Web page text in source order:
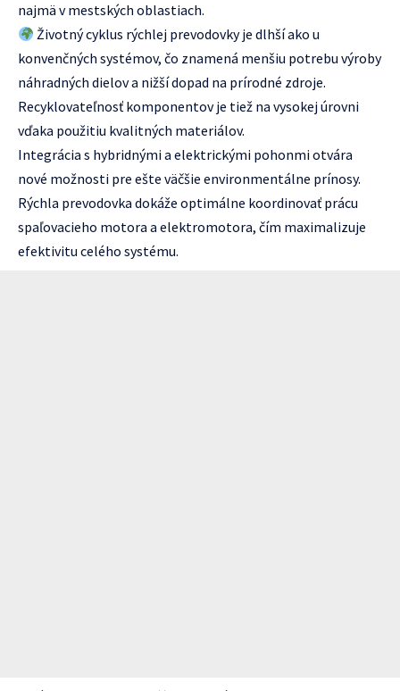
najmä v mestských oblastiach.
Životný cyklus rýchlej prevodovky je dlhší ako u
konvenčných systémov, čo znamená menšiu potrebu výroby
náhradných dielov a nižší dopad na prírodné zdroje.
Recyklovateľnosť komponentov je tiež na vysokej úrovni
vďaka použitiu kvalitných materiálov.
Integrácia s hybridnými a elektrickými pohonmi otvára
nové možnosti pre ešte väčšie environmentálne prínosy.
Rýchla prevodovka dokáže optimálne koordinovať prácu
spaľovacieho motora a elektromotora, čím maximalizuje
efektivitu celého systému.